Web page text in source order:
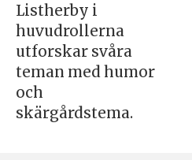
Listherby i
huvudrollerna
utforskar svåra
teman med humor
och
skärgårdstema.